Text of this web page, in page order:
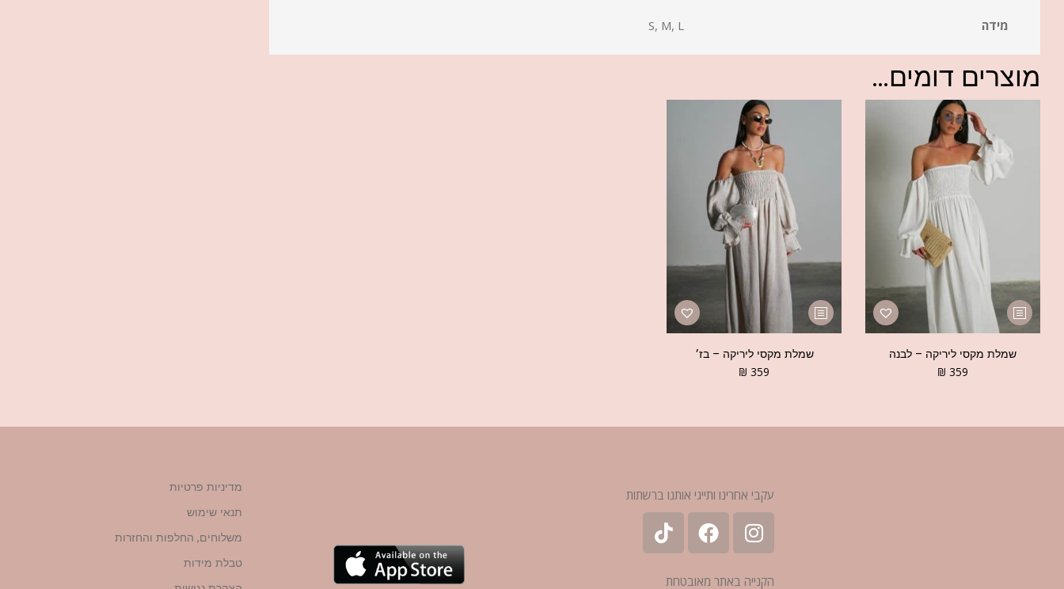
מידה S, M, L
מוצרים דומים...
שמלת מקסי ליריקה – לבנה
₪ 359
שמלת מקסי ליריקה – בז׳
₪ 359
עקבי אחרינו ותייגי אותנו ברשתות
הקנייה באתר מאובטחת
מדיניות פרטיות
תנאי שימוש
משלוחים, החלפות והחזרות
טבלת מידות